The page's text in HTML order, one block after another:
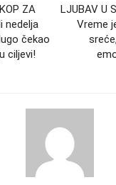
ZA
nedelja
čekao
ciljevi!
LJUBAV U
Vreme